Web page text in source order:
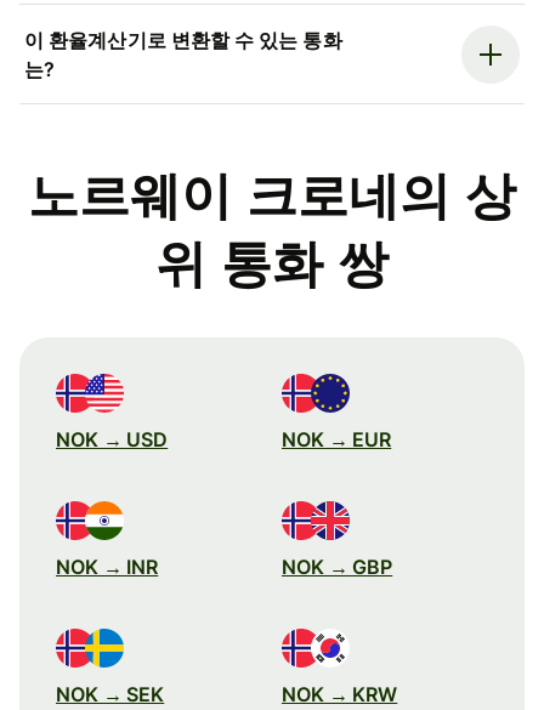
이 환율계산기로 변환할 수 있는 통화
는?
노르웨이 크로네의 상
위 통화 쌍
NOK → USD NOK → EUR
NOK → INR NOK → GBP
NOK → SEK NOK → KRW